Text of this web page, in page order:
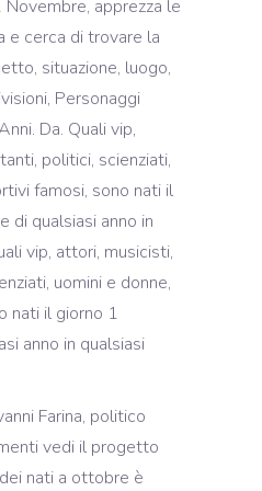
Farina, politico
vedi il progetto
nati a ottobre è